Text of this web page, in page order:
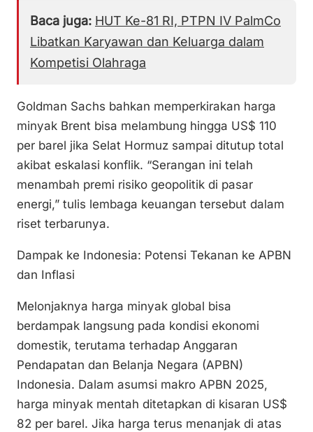
Baca juga: HUT Ke-81 RI, PTPN IV PalmCo
Libatkan Karyawan dan Keluarga dalam
Kompetisi Olahraga
Goldman Sachs bahkan memperkirakan harga
minyak Brent bisa melambung hingga US$ 110
per barel jika Selat Hormuz sampai ditutup total
akibat eskalasi konflik. “Serangan ini telah
menambah premi risiko geopolitik di pasar
energi,” tulis lembaga keuangan tersebut dalam
riset terbarunya.
Dampak ke Indonesia: Potensi Tekanan ke APBN
dan Inflasi
Melonjaknya harga minyak global bisa
berdampak langsung pada kondisi ekonomi
domestik, terutama terhadap Anggaran
Pendapatan dan Belanja Negara (APBN)
Indonesia. Dalam asumsi makro APBN 2025,
harga minyak mentah ditetapkan di kisaran US$
82 per barel. Jika harga terus menanjak di atas